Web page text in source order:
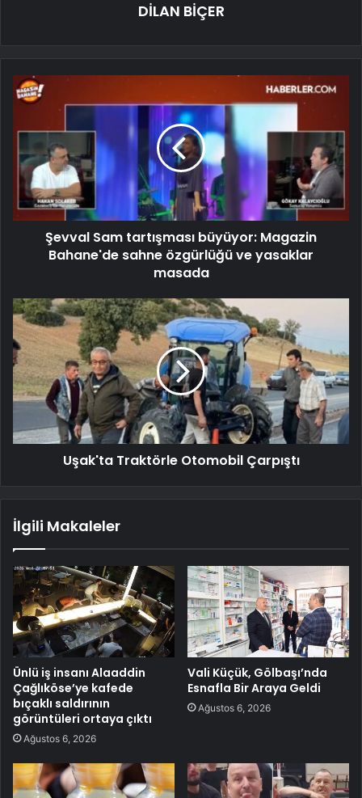
DİLAN BİÇER
Şevval Sam tartışması büyüyor: Magazin
Bahane'de sahne özgürlüğü ve yasaklar
masada
Uşak'ta Traktörle Otomobil Çarpıştı
İlgili Makaleler
Ünlü iş insanı Alaaddin
Çağlıköse’ye kafede
bıçaklı saldırının
görüntüleri ortaya çıktı
Ağustos 6, 2026
Vali Küçük, Gölbaşı’nda
Esnafla Bir Araya Geldi
Ağustos 6, 2026